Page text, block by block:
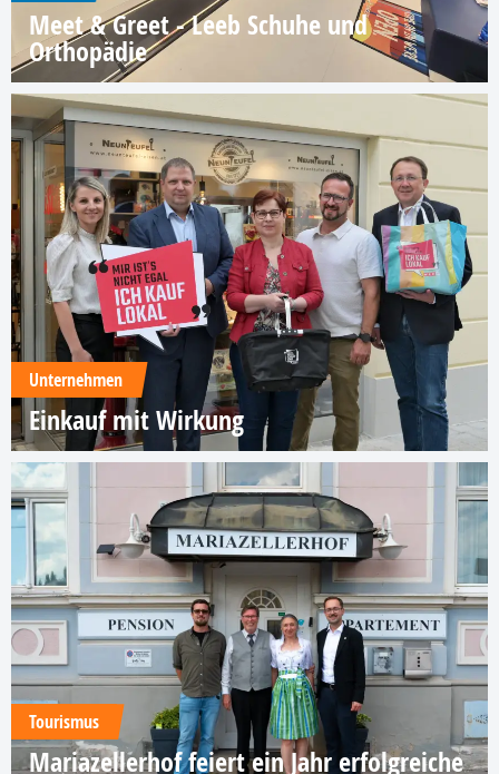
Meet & Greet - Leeb Schuhe und
Orthopädie
Unternehmen
Einkauf mit Wirkung
Tourismus
Mariazellerhof feiert ein Jahr erfolgreiche